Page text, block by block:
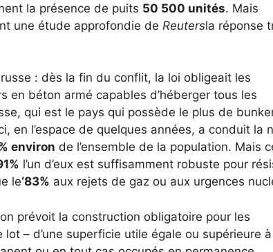
la présence de puits 50 500 unités. Mais
une étude approfondie de Reutersla réponse
: dès la fin du conflit, la loi obligeait les
béton armé capables d’héberger tous les
qui est le pays qui possède le plus de
en l’espace de quelques années, a conduit la
environ de l’ensemble de la population. Mais
l’un d’eux est suffisamment robuste pour
le‘83% aux rejets de gaz ou aux urgences
prévoit la construction obligatoire pour les
– d’une superficie utile égale ou supérieure